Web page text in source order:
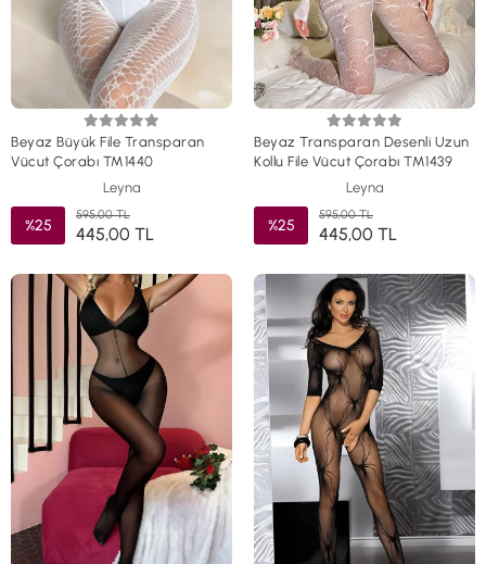
Beyaz Büyük File Transparan
Vücut Çorabı TM1440
Leyna
%25
595,00 TL
445,00 TL
Beyaz Transparan Desenli Uzun
Kollu File Vücut Çorabı TM1439
Leyna
%25
595,00 TL
445,00 TL